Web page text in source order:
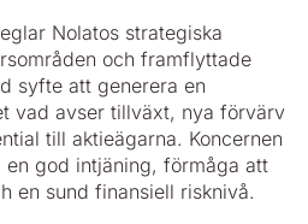
Nolatos strategiska
och framflyttade
syfte att generera en
vad avser tillväxt, nya förvärv
till aktieägarna. Koncernen
en god intjäning, förmåga att
en sund finansiell risknivå.